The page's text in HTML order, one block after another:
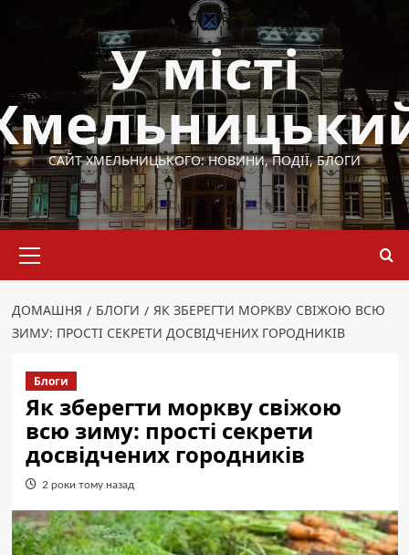
У місті
САЙТ ХМЕЛЬНИЦЬКОГО: НОВИНИ, ПОДІЇ, БЛОГИ
меню
ДОМАШНЯ БЛОГИ
ЯК ЗБЕРЕГТИ МОРКВУ СВІЖОЮ ВСЮ
ЗИМУ: ПРОСТІ СЕКРЕТИ ДОСВІДЧЕНИХ ГОРОДНИКІВ
Блоги
Як зберегти моркву свіжою
всю зиму: прості секрети
досвідчених городників
2 роки тому назад